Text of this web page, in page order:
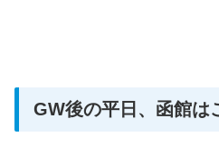
GW後の平日、函館は